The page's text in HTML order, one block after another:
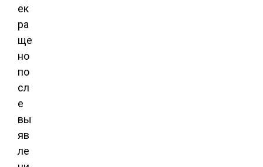
ек
ра
ще
но
по
сл
е
вы
яв
ле